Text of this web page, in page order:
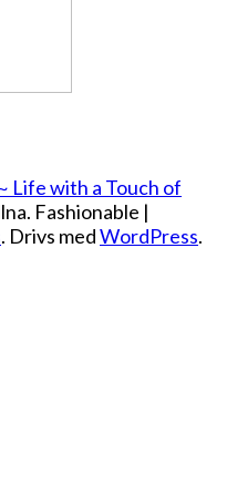
Life with a Touch of
Fashionable |
. Drivs medWordPress.